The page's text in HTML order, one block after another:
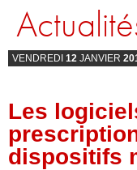
VENDREDI 12 JANVIER
Les
dispositifs